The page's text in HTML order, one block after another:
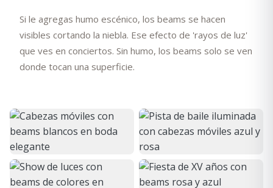
Si le agregas humo escénico, los beams se hacen
visibles cortando la niebla. Ese efecto de 'rayos de luz'
que ves en conciertos. Sin humo, los beams solo se ven
donde tocan una superficie.